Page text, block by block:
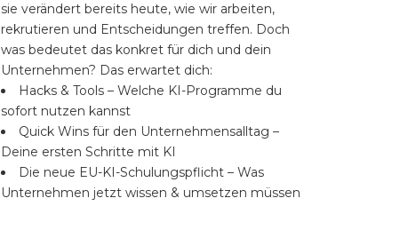
sie verändert bereits heute, wie wir arbeiten,
rekrutieren und Entscheidungen treffen. Doch
was bedeutet das konkret für dich und dein
Unternehmen? Das erwartet dich:
Hacks & Tools – Welche KI-Programme du
sofort nutzen kannst
Quick Wins für den Unternehmensalltag –
Deine ersten Schritte mit KI
Die neue EU-KI-Schulungspflicht – Was
Unternehmen jetzt wissen & umsetzen müssen